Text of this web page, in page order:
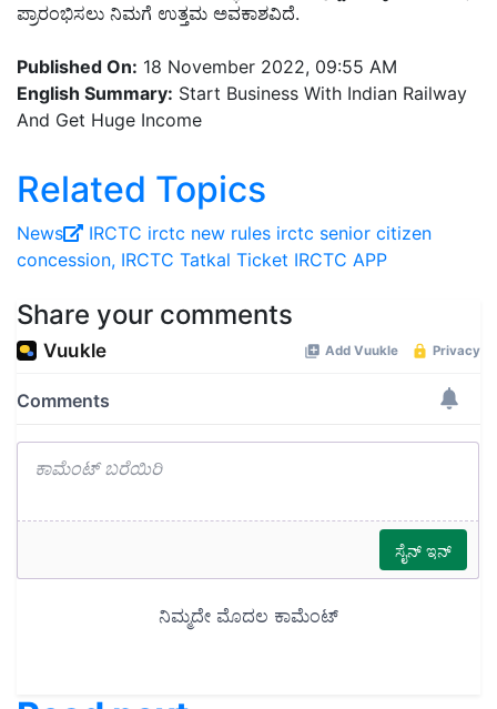
ಪ್ರಾರಂಭಿಸಲು ನಿಮಗೆ ಉತ್ತಮ ಅವಕಾಶವಿದೆ.
Published On: 18 November 2022, 09:55 AM
English Summary: Start Business With Indian Railway
And Get Huge Income
Related Topics
News IRCTC irctc new rules irctc senior citizen
concession, IRCTC Tatkal Ticket IRCTC APP
Share your comments